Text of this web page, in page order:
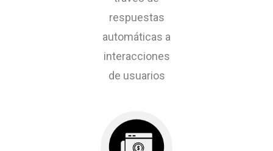
respuestas
automáticas a
interacciones
de usuarios